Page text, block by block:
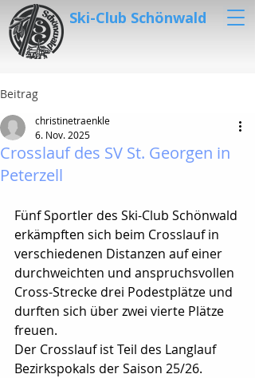
Ski-Club Schönwald
Beitrag
Crosslauf des SV St. Georgen in
Peterzell
christinetraenkle
6. Nov. 2025
Fünf Sportler des Ski-Club Schönwald
erkämpften sich beim Crosslauf in
verschiedenen Distanzen auf einer
durchweichten und anspruchsvollen
Cross-Strecke drei Podestplätze und
durften sich über zwei vierte Plätze
freuen.
Der Crosslauf ist Teil des Langlauf
Bezirkspokals der Saison 25/26.